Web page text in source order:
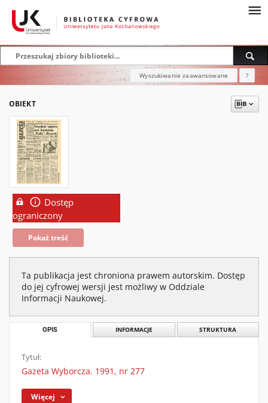
Wyszukiwanie zaawansowane ?
OBIEKT
Dostęp
ograniczony
Pokaż treść
Ta publikacja jest chroniona prawem autorskim. Dostęp
do jej cyfrowej wersji jest możliwy w Oddziale
Informacji Naukowej.
OPIS INFORMACJE STRUKTURA
Tytuł:
Gazeta Wyborcza. 1991, nr 277
Więcej